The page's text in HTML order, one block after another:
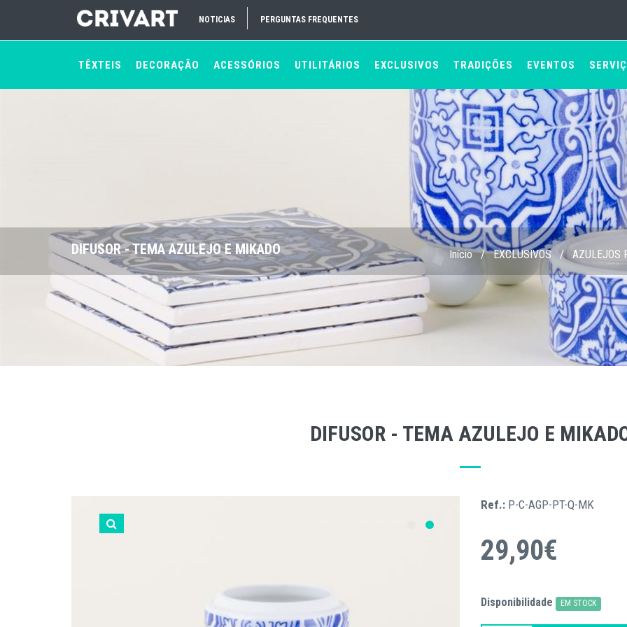
NOTICIAS PERGUNTAS FREQUENTES
TÊXTEIS DECORAÇÃO ACESSÓRIOS UTILITÁRIOS EXCLUSIVOS TRADIÇÕES EVENTOS
DIFUSOR - TEMA AZULEJO E MIKADO Início / EXCLUSIVOS / AZULEJOS
DIFUSOR - TEMA AZULEJO E
Ref.: P-C-AGP-PT-Q-MK
29,90€
Disponibilidade EM STOCK